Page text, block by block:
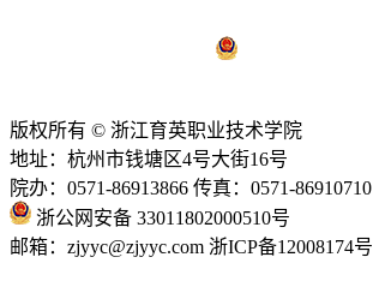
版权所有 © 浙江育英职业技术学院
地址：杭州市钱塘区4号大街16号
院办：0571-86913866 传真：0571-86910710
浙公网安备 33011802000510号
邮箱：zjyyc@zjyyc.com 浙ICP备12008174号